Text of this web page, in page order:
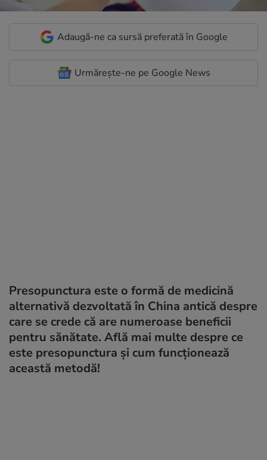
Adaugă-ne ca sursă preferată în Google
Urmărește-ne pe Google News
Presopunctura este o formă de medicină
alternativă dezvoltată în China antică despre
care se crede că are numeroase beneficii
pentru sănătate. Află mai multe despre ce
este presopunctura și cum funcționează
această metodă!